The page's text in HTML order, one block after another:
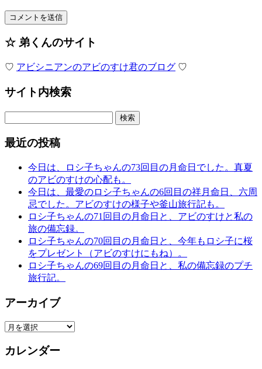
☆ 弟くんのサイト
♡ アビシニアンのアビのすけ君のブログ ♡
サイト内検索
最近の投稿
今日は、ロシ子ちゃんの73回目の月命日でした。真夏
のアビのすけの心配も。
今日は、最愛のロシ子ちゃんの6回目の祥月命日、六周
忌でした。アビのすけの様子や釜山旅行記も。
ロシ子ちゃんの71回目の月命日と、アビのすけと私の
旅の備忘録。
ロシ子ちゃんの70回目の月命日と、今年もロシ子に桜
をプレゼント（アビのすけにもね）。
ロシ子ちゃんの69回目の月命日と、私の備忘録のプチ
旅行記。
アーカイブ
ア
カ
カレンダー